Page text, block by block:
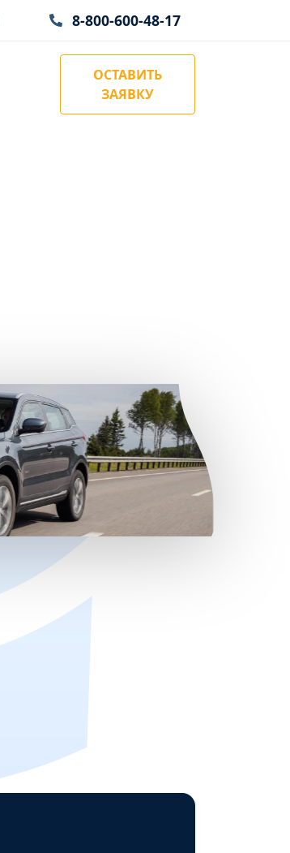
8-800-600-48-17
ОСТАВИТЬ
ЗАЯВКУ